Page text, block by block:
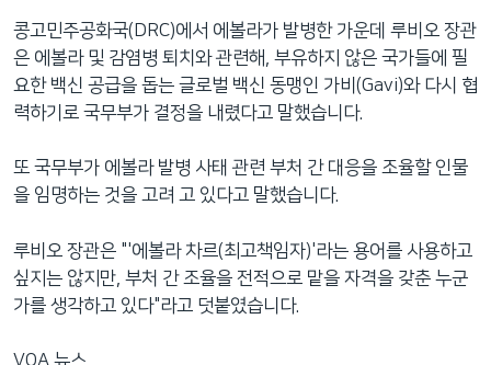
콩고민주공화국(DRC)에서 에볼라가 발병한 가운데 루비오 장관
은 에볼라 및 감염병 퇴치와 관련해, 부유하지 않은 국가들에 필
요한 백신 공급을 돕는 글로벌 백신 동맹인 가비(Gavi)와 다시 협
력하기로 국무부가 결정을 내렸다고 말했습니다.
또 국무부가 에볼라 발병 사태 관련 부처 간 대응을 조율할 인물
을 임명하는 것을 고려 고 있다고 말했습니다.
루비오 장관은 "'에볼라 차르(최고책임자)'라는 용어를 사용하고
싶지는 않지만, 부처 간 조율을 전적으로 맡을 자격을 갖춘 누군
가를 생각하고 있다"라고 덧붙였습니다.
VOA 뉴스